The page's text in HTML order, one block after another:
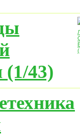
(1/43)